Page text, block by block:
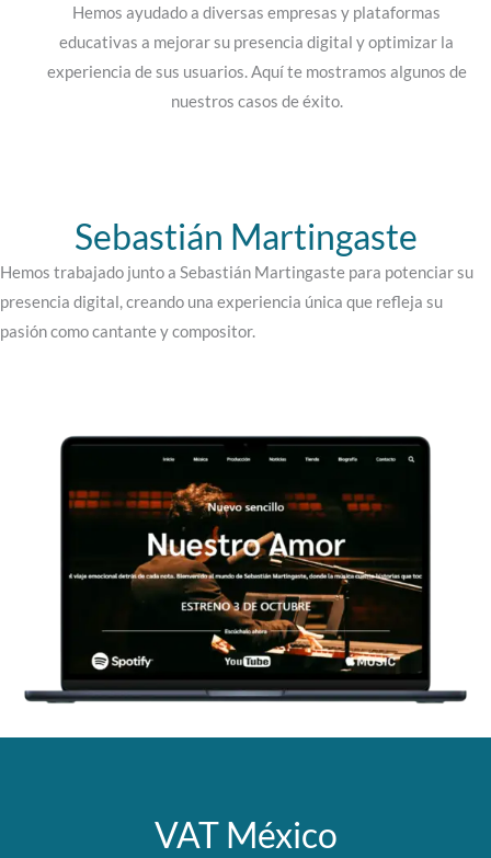
Hemos ayudado a diversas empresas y plataformas
educativas a mejorar su presencia digital y optimizar la
experiencia de sus usuarios. Aquí te mostramos algunos de
nuestros casos de éxito.
Sebastián Martingaste
Hemos trabajado junto a Sebastián Martingaste para potenciar su
presencia digital, creando una experiencia única que refleja su
pasión como cantante y compositor.
VAT México